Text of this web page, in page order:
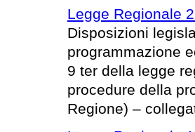
Legge Regionale
Disposizioni
programmazione
9 ter della legge
procedure della
Regione) –